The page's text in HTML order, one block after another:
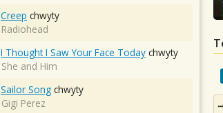
Creep chwyty
Radiohead
I Thought I Saw Your Face Today chwyty
She and Him
Sailor Song chwyty
Gigi Perez